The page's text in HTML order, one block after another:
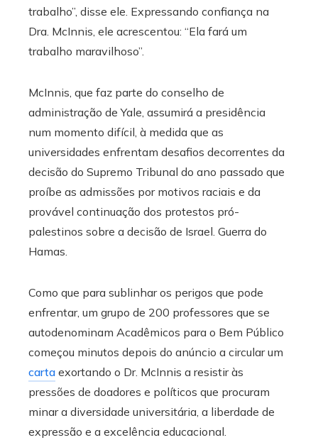
trabalho”, disse ele. Expressando confiança na
Dra. McInnis, ele acrescentou: “Ela fará um
trabalho maravilhoso”.
McInnis, que faz parte do conselho de
administração de Yale, assumirá a presidência
num momento difícil, à medida que as
universidades enfrentam desafios decorrentes da
decisão do Supremo Tribunal do ano passado que
proíbe as admissões por motivos raciais e da
provável continuação dos protestos pró-
palestinos sobre a decisão de Israel. Guerra do
Hamas.
Como que para sublinhar os perigos que pode
enfrentar, um grupo de 200 professores que se
autodenominam Acadêmicos para o Bem Público
começou minutos depois do anúncio a circular um
carta exortando o Dr. McInnis a resistir às
pressões de doadores e políticos que procuram
minar a diversidade universitária, a liberdade de
expressão e a excelência educacional.